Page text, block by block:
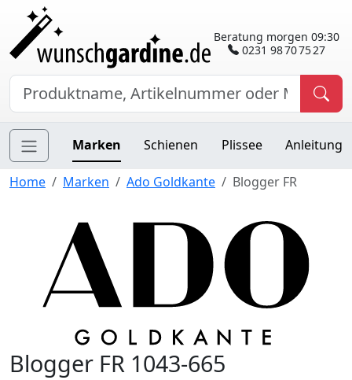
Beratung morgen 09:30
0231 98 70 75 27
Marken Schienen Plissee Anleitung
Home Marken Ado Goldkante Blogger FR
Blogger FR 1043-665